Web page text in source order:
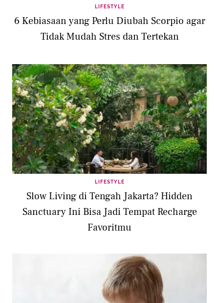
LIFESTYLE
6 Kebiasaan yang Perlu Diubah Scorpio agar
Tidak Mudah Stres dan Tertekan
LIFESTYLE
Slow Living di Tengah Jakarta? Hidden
Sanctuary Ini Bisa Jadi Tempat Recharge
Favoritmu